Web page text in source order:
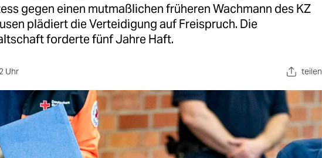
gegen einen mutmaßlichen früheren Wachmann des KZ
plädiert die Verteidigung auf Freispruch. Die
forderte fünf Jahre Haft.
Uhr teilen